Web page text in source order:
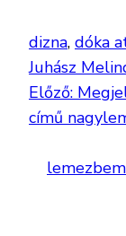
dizna, dóka
Juhász
Előző:
című